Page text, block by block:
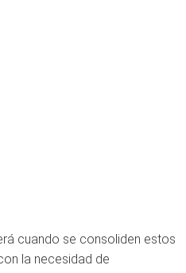
cuando se consoliden estos
la necesidad de